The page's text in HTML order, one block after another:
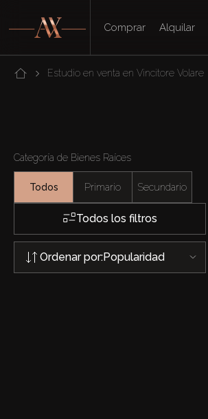
Comprar Alquilar
Estudio en venta en Vincitore Volare
Categoría de Bienes Raíces
Todos Primario Secundario
Todos los filtros
Ordenar por:Popularidad